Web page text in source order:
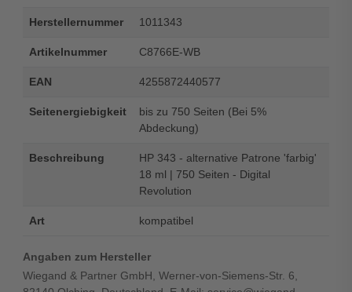
Herstellernummer 1011343
Artikelnummer C8766E-WB
EAN 4255872440577
Seitenergiebigkeit
bis zu 750 Seiten (Bei 5%
Abdeckung)
Beschreibung
HP 343 - alternative Patrone 'farbig'
18 ml | 750 Seiten - Digital
Revolution
Art kompatibel
Angaben zum Hersteller
Wiegand & Partner GmbH, Werner-von-Siemens-Str. 6,